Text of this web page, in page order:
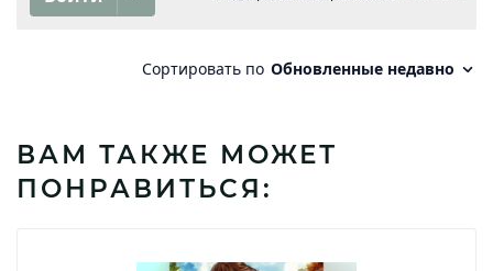
ВАМ ТАКЖЕ МОЖЕТ
ПОНРАВИТЬСЯ: